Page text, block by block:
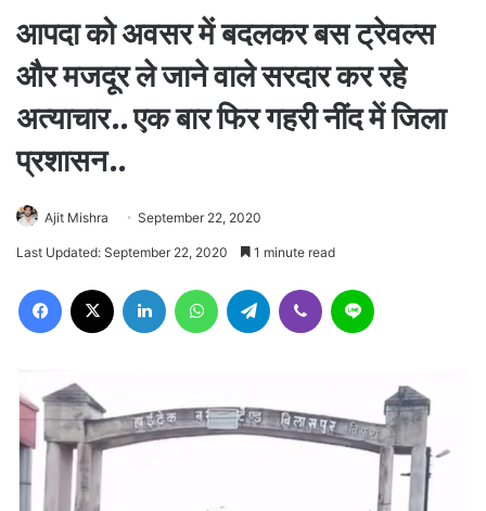
आपदा को अवसर में बदलकर बस ट्रेवल्स
और मजदूर ले जाने वाले सरदार कर रहे
अत्याचार.. एक बार फिर गहरी नींद में जिला
प्रशासन..
Ajit Mishra September 22, 2020
Last Updated: September 22, 2020 1 minute read
Facebook LinkedIn WhatsAppTelegram Viber